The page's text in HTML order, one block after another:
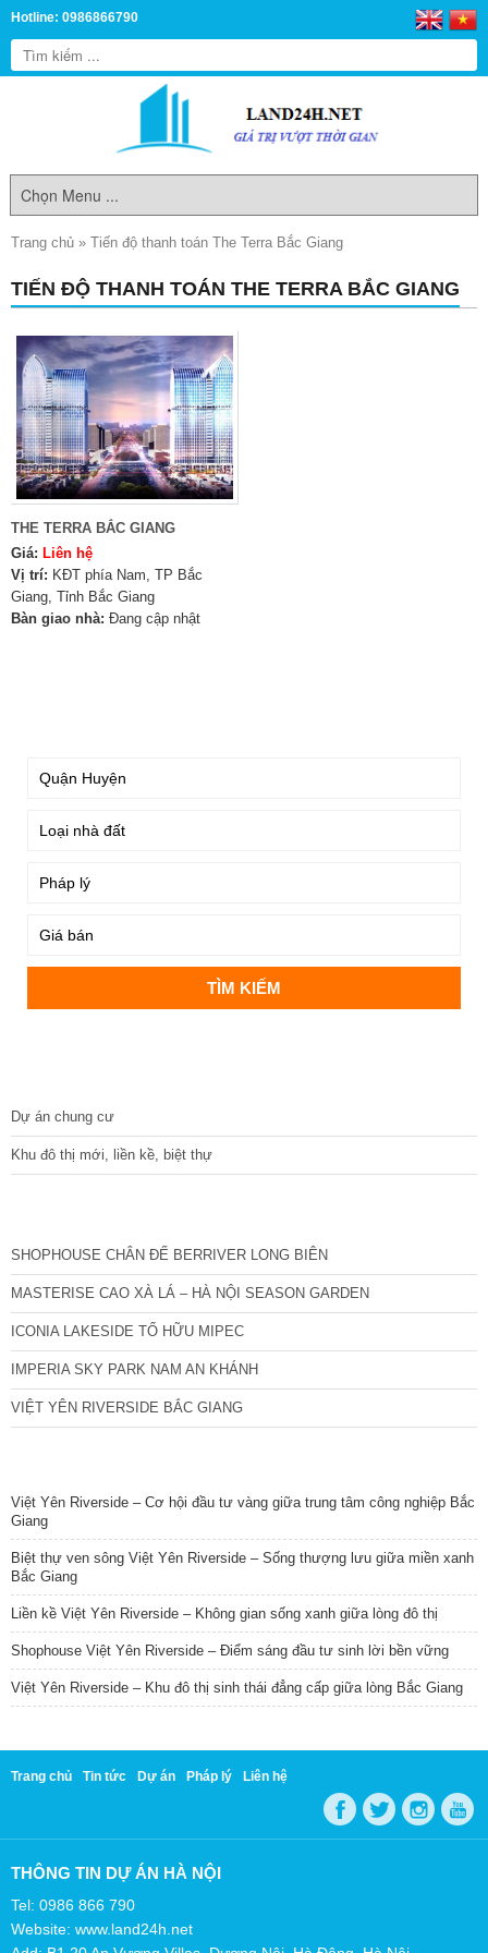
Hotline: 0986866790
Trang chủ » Tiến độ thanh toán The Terra Bắc Giang
TIẾN ĐỘ THANH TOÁN THE TERRA BẮC GIANG
THE TERRA BẮC GIANG
Giá: Liên hệ
Vị trí: KĐT phía Nam, TP Bắc
Giang, Tỉnh Bắc Giang
Bàn giao nhà: Đang cập nhật
Dự án chung cư
Khu đô thị mới, liền kề, biệt thự
SHOPHOUSE CHÂN ĐẾ BERRIVER LONG BIÊN
MASTERISE CAO XÀ LÁ – HÀ NỘI SEASON GARDEN
ICONIA LAKESIDE TỐ HỮU MIPEC
IMPERIA SKY PARK NAM AN KHÁNH
VIỆT YÊN RIVERSIDE BẮC GIANG
Việt Yên Riverside – Cơ hội đầu tư vàng giữa trung tâm công nghiệp Bắc
Giang
Biệt thự ven sông Việt Yên Riverside – Sống thượng lưu giữa miền xanh
Bắc Giang
Liền kề Việt Yên Riverside – Không gian sống xanh giữa lòng đô thị
Shophouse Việt Yên Riverside – Điểm sáng đầu tư sinh lời bền vững
Việt Yên Riverside – Khu đô thị sinh thái đẳng cấp giữa lòng Bắc Giang
Trang chủ Tin tức Dự án Pháp lý Liên hệ
THÔNG TIN DỰ ÁN HÀ NỘI
Tel: 0986 866 790
Website: www.land24h.net